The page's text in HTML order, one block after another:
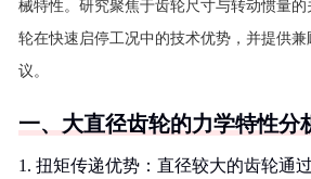
械特性。研究聚焦于齿轮尺寸与转动惯量
轮在快速启停工况中的技术优势，并提供
议。
一、大直径齿轮的力学特性分
1. 扭矩传递优势：直径较大的齿轮通